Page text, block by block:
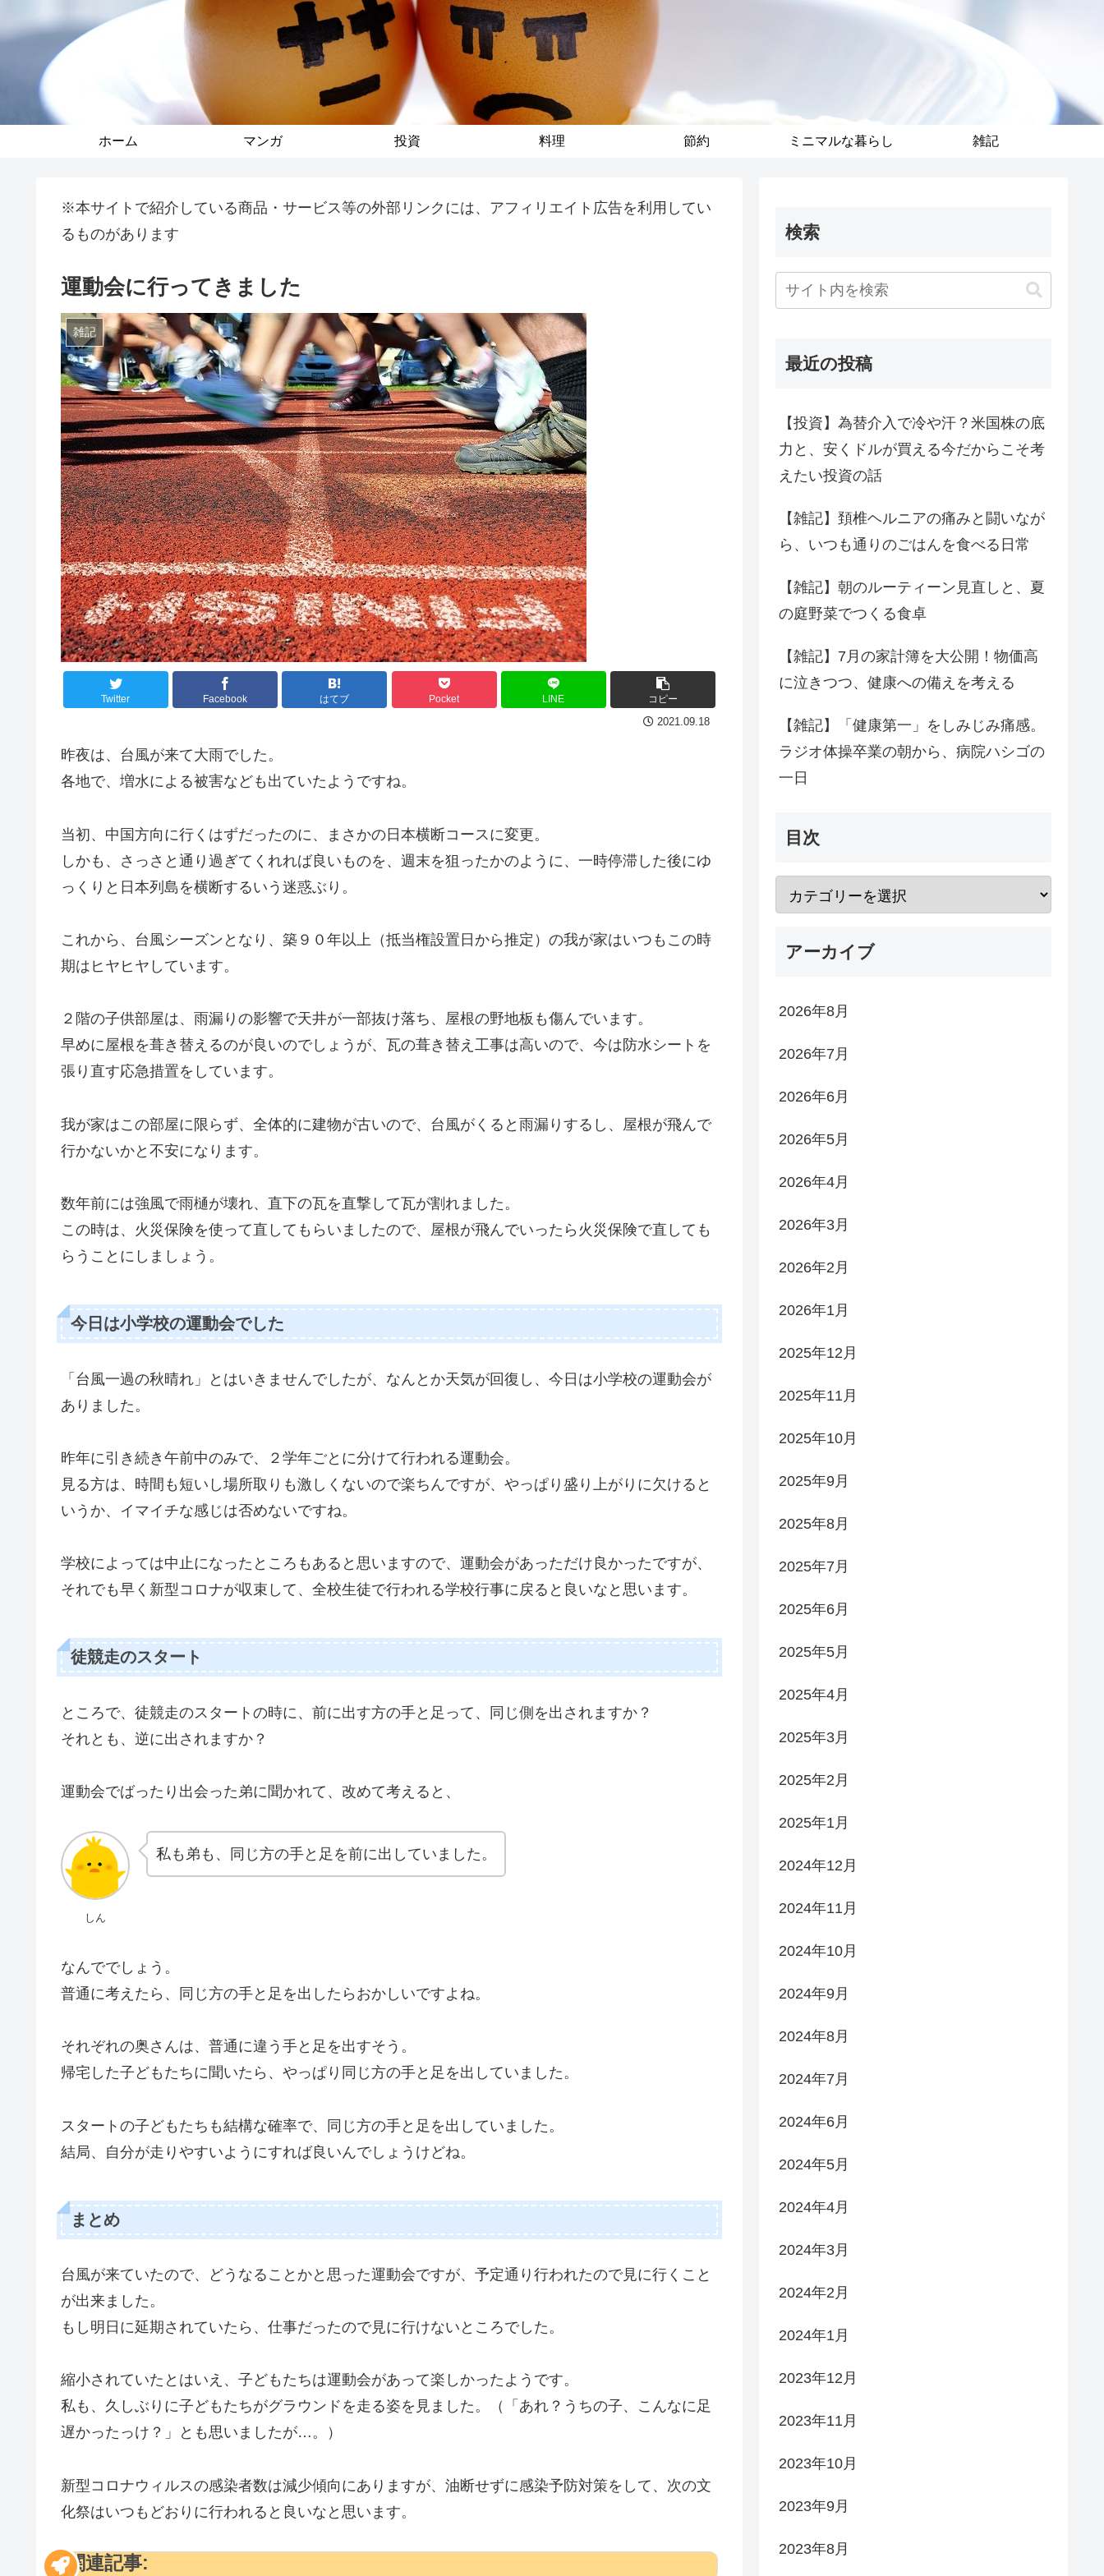
ホーム マンガ 投資 料理 節約 ミニマルな暮らし 雑記
※本サイトで紹介している商品・サービス等の外部リンクには、アフィリエイト広告を利用してい
るものがあります
運動会に行ってきました
雑記
Twitter Facebook はてブ Pocket LINE コピー
2021.09.18
昨夜は、台風が来て大雨でした。
各地で、増水による被害なども出ていたようですね。
当初、中国方向に行くはずだったのに、まさかの日本横断コースに変更。
しかも、さっさと通り過ぎてくれれば良いものを、週末を狙ったかのように、一時停滞した後にゆ
っくりと日本列島を横断するいう迷惑ぶり。
これから、台風シーズンとなり、築９０年以上（抵当権設置日から推定）の我が家はいつもこの時
期はヒヤヒヤしています。
２階の子供部屋は、雨漏りの影響で天井が一部抜け落ち、屋根の野地板も傷んでいます。
早めに屋根を葺き替えるのが良いのでしょうが、瓦の葺き替え工事は高いので、今は防水シートを
張り直す応急措置をしています。
我が家はこの部屋に限らず、全体的に建物が古いので、台風がくると雨漏りするし、屋根が飛んで
行かないかと不安になります。
数年前には強風で雨樋が壊れ、直下の瓦を直撃して瓦が割れました。
この時は、火災保険を使って直してもらいましたので、屋根が飛んでいったら火災保険で直しても
らうことにしましょう。
今日は小学校の運動会でした
「台風一過の秋晴れ」とはいきませんでしたが、なんとか天気が回復し、今日は小学校の運動会が
ありました。
昨年に引き続き午前中のみで、２学年ごとに分けて行われる運動会。
見る方は、時間も短いし場所取りも激しくないので楽ちんですが、やっぱり盛り上がりに欠けると
いうか、イマイチな感じは否めないですね。
学校によっては中止になったところもあると思いますので、運動会があっただけ良かったですが、
それでも早く新型コロナが収束して、全校生徒で行われる学校行事に戻ると良いなと思います。
徒競走のスタート
ところで、徒競走のスタートの時に、前に出す方の手と足って、同じ側を出されますか？
それとも、逆に出されますか？
運動会でばったり出会った弟に聞かれて、改めて考えると、
しん
私も弟も、同じ方の手と足を前に出していました。
なんででしょう。
普通に考えたら、同じ方の手と足を出したらおかしいですよね。
それぞれの奥さんは、普通に違う手と足を出すそう。
帰宅した子どもたちに聞いたら、やっぱり同じ方の手と足を出していました。
スタートの子どもたちも結構な確率で、同じ方の手と足を出していました。
結局、自分が走りやすいようにすれば良いんでしょうけどね。
まとめ
台風が来ていたので、どうなることかと思った運動会ですが、予定通り行われたので見に行くこと
が出来ました。
もし明日に延期されていたら、仕事だったので見に行けないところでした。
縮小されていたとはいえ、子どもたちは運動会があって楽しかったようです。
私も、久しぶりに子どもたちがグラウンドを走る姿を見ました。（「あれ？うちの子、こんなに足
遅かったっけ？」とも思いましたが…。）
新型コロナウィルスの感染者数は減少傾向にありますが、油断せずに感染予防対策をして、次の文
化祭はいつもどおりに行われると良いなと思います。
関連記事:
検索
最近の投稿
【投資】為替介入で冷や汗？米国株の底
力と、安くドルが買える今だからこそ考
えたい投資の話
【雑記】頚椎ヘルニアの痛みと闘いなが
ら、いつも通りのごはんを食べる日常
【雑記】朝のルーティーン見直しと、夏
の庭野菜でつくる食卓
【雑記】7月の家計簿を大公開！物価高
に泣きつつ、健康への備えを考える
【雑記】「健康第一」をしみじみ痛感。
ラジオ体操卒業の朝から、病院ハシゴの
一日
目次
アーカイブ
2026年8月
2026年7月
2026年6月
2026年5月
2026年4月
2026年3月
2026年2月
2026年1月
2025年12月
2025年11月
2025年10月
2025年9月
2025年8月
2025年7月
2025年6月
2025年5月
2025年4月
2025年3月
2025年2月
2025年1月
2024年12月
2024年11月
2024年10月
2024年9月
2024年8月
2024年7月
2024年6月
2024年5月
2024年4月
2024年3月
2024年2月
2024年1月
2023年12月
2023年11月
2023年10月
2023年9月
2023年8月